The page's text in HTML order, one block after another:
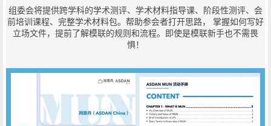
组委会将提供跨学科的学术测评、学术材料指导课、阶段性测评、会
前培训课程、完整学术材料包。帮助参会者打开思路， 掌握如何写好
立场文件，提前了解模联的规则和流程。即使是模联新手也不需畏
惧！